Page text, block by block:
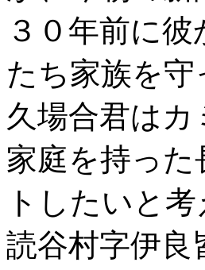
３０年前に
たち家族を
久場合君は
家庭を持っ
トしたいと
読谷村字伊良